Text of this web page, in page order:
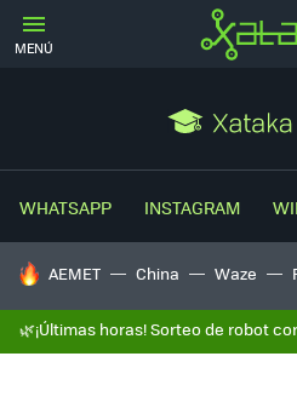
MENÚ
WHATSAPP INSTAGRAM
HOY SE HABLA DE
AEMET China Waze
🌿¡Últimas horas! Sorteo de robot